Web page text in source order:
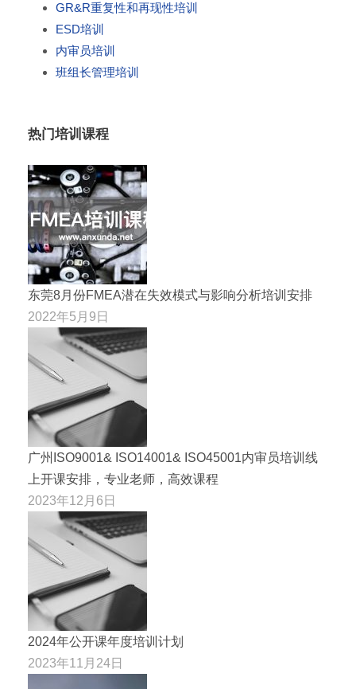
GR&R重复性和再现性培训
ESD培训
内审员培训
班组长管理培训
热门培训课程
东莞8月份FMEA潜在失效模式与影响分析培训安排
2022年5月9日
广州ISO9001& ISO14001& ISO45001内审员培训线
上开课安排，专业老师，高效课程
2023年12月6日
2024年公开课年度培训计划
2023年11月24日